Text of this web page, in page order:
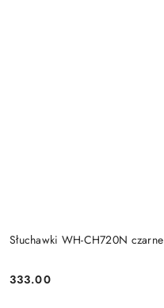
Słuchawki WH-CH720N czarne
Price:
333.00